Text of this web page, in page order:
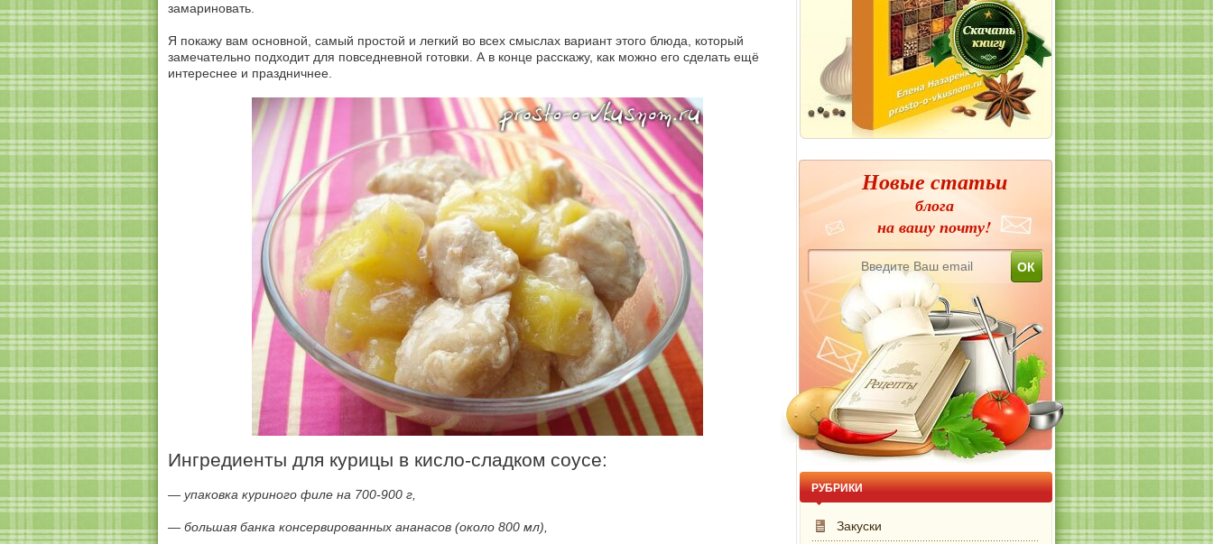
замариновать.
Я покажу вам основной, самый простой и легкий во всех смыслах вариант этого блюда, который
замечательно подходит для повседневной готовки. А в конце расскажу, как можно его сделать ещё
интереснее и праздничнее.
Ингредиенты для курицы в кисло-сладком соусе:
— упаковка куриного филе на 700-900 г,
— большая банка консервированных ананасов (около 800 мл),
Новые статьи
блога
на вашу почту!
РУБРИКИ
Закуски